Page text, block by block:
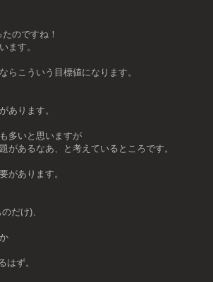
のですね！
ます。
らこういう目標値になります。
あります。
多いと思いますが
があるなあ、と考えているところです。
があります。
だけ)、
はず。